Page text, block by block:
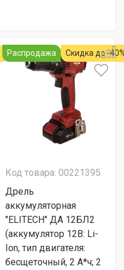
Распродажа Скидка до -
Код товара: 00221395
Дрель
аккумуляторная
"ELITECH" ДА 12БЛ2
(аккумулятор 12В: Li-
Ion, тип двигателя:
бесщеточный, 2 А*ч; 2